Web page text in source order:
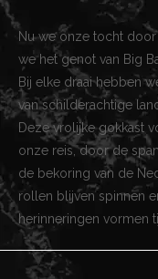
Nu we onze tocht
we het genot van Big
Bij elke draai hebben
van schilderachtige
Deze vrolijke gokkast
onze reis, door de
de bekoring van de
rollen blijven spinnen
herinneringen vormen